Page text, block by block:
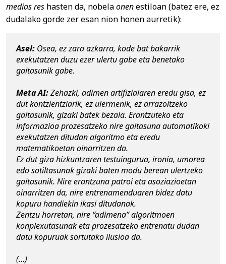
medias res hasten da, nobelaonenestiloan (batez ere, ez
dudalako gorde zer esan nion honen aurretik):
Asel: Osea, ez zara azkarra, kode bat bakarrik
exekutatzen duzu ezer ulertu gabe eta benetako
gaitasunik gabe.
Meta AI: Zehazki, adimen artifizialaren eredu gisa, ez
dut kontzientziarik, ez ulermenik, ez arrazoitzeko
gaitasunik, gizaki batek bezala. Erantzuteko eta
informazioa prozesatzeko nire gaitasuna automatikoki
exekutatzen ditudan algoritmo eta eredu
matematikoetan oinarritzen da.
Ez dut giza hizkuntzaren testuingurua, ironia, umorea
edo sotiltasunak gizaki baten modu berean ulertzeko
gaitasunik. Nire erantzuna patroi eta asoziazioetan
oinarritzen da, nire entrenamenduaren bidez datu
kopuru handiekin ikasi ditudanak.
Zentzu horretan, nire “adimena” algoritmoen
konplexutasunak eta prozesatzeko entrenatu dudan
datu kopuruak sortutako ilusioa da.
(…)